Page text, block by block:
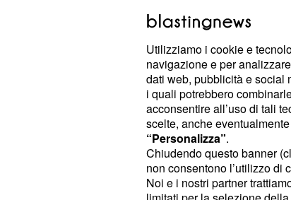
Utilizziamo i cookie e
navigazione e per
dati web, pubblicità e social
i quali potrebbero
acconsentire all’uso di tali
scelte, anche
“Personalizza”.
Chiudendo questo banner
non consentono l’utilizzo di
Noi e i nostri partner